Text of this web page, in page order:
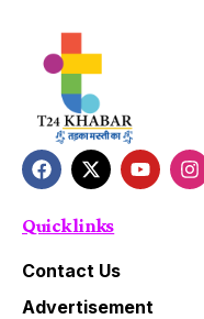
Quick links
Contact Us
Advertisement